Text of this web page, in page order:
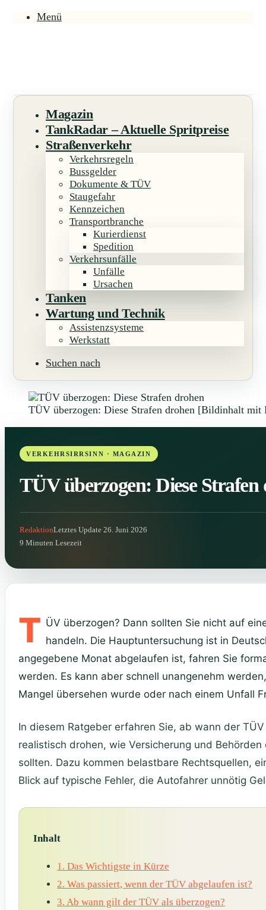
Menü
Magazin
TankRadar – Aktuelle Spritpreise
Straßenverkehr
Verkehrsregeln
Bussgelder
Dokumente & TÜV
Staugefahr
Kennzeichen
Transportbranche
Kurierdienst
Spedition
Verkehrsunfälle
Unfälle
Ursachen
Tanken
Wartung und Technik
Assistenzsysteme
Werkstatt
Suchen nach
TÜV überzogen: Diese Strafen drohen [Bildinhalt
TÜV überzogen: Diese Strafen
RedaktionLetztes Update 26. Juni 2026
9 Minuten Lesezeit
T ÜV überzogen? Dann sollten Sie nicht auf
handeln. Die Hauptuntersuchung ist in
angegebene Monat abgelaufen ist, fahren Sie
werden. Es kann aber schnell unangenehm
Mangel übersehen wurde oder nach einem Unfall
In diesem Ratgeber erfahren Sie, ab wann der
realistisch drohen, wie Versicherung und
sollten. Dazu kommen belastbare Rechtsquellen,
Blick auf typische Fehler, die Autofahrer unnötig
Inhalt
1. Das Wichtigste in Kürze
2. Was passiert, wenn der TÜV abgelaufen ist?
3. Ab wann gilt der TÜV als überzogen?